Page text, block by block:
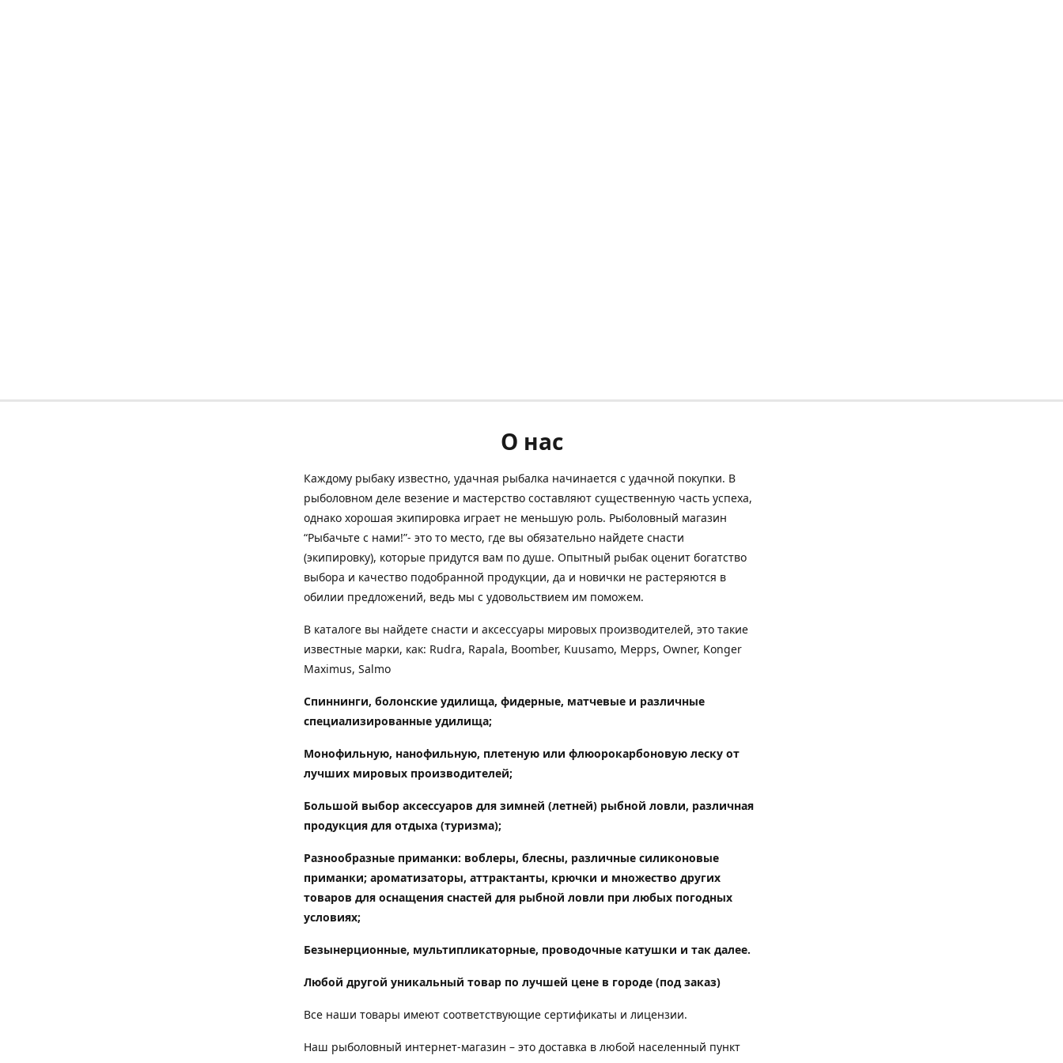
О нас
Каждому рыбаку известно, удачная рыбалка начинается с удачной покупки. В
рыболовном деле везение и мастерство составляют существенную часть успеха,
однако хорошая экипировка играет не меньшую роль. Рыболовный магазин
“Рыбачьте с нами!”- это то место, где вы обязательно найдете снасти
(экипировку), которые придутся вам по душе. Опытный рыбак оценит богатство
выбора и качество подобранной продукции, да и новички не растеряются в
обилии предложений, ведь мы с удовольствием им поможем.
В каталоге вы найдете снасти и аксессуары мировых производителей, это такие
известные марки, как: Rudra, Rapala, Boomber, Kuusamo, Mepps, Owner, Konger
Maximus, Salmo
Спиннинги, болонские удилища, фидерные, матчевые и различные
специализированные удилища;
Монофильную, нанофильную, плетеную или флюорокарбоновую леску от
лучших мировых производителей;
Большой выбор аксессуаров для зимней (летней) рыбной ловли, различная
продукция для отдыха (туризма);
Разнообразные приманки: воблеры, блесны, различные силиконовые
приманки; ароматизаторы, аттрактанты, крючки и множество других
товаров для оснащения снастей для рыбной ловли при любых погодных
условиях;
Безынерционные, мультипликаторные, проводочные катушки и так далее.
Любой другой уникальный товар по лучшей цене в городе (под заказ)
Все наши товары имеют соответствующие сертификаты и лицензии.
Наш рыболовный интернет-магазин – это доставка в любой населенный пункт